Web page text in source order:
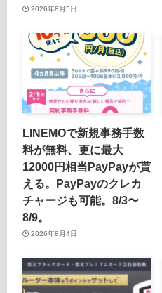
2026年8月5日
LINEMOで新規事務手数
料が無料、更に最大
12000円相当PayPayが貰
える。PayPayのクレカ
チャージも可能。8/3〜
8/9。
2026年8月4日